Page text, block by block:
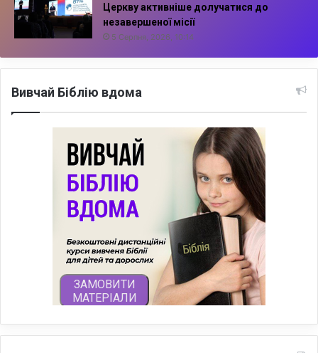
Церкву активніше долучатися до
незавершеної місії
5 Серпня, 2026, 10:14
Вивчай Біблію вдома